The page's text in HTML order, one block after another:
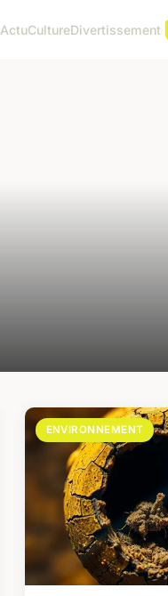
ActuCultureDivertissement
ENVIRONNEMENT